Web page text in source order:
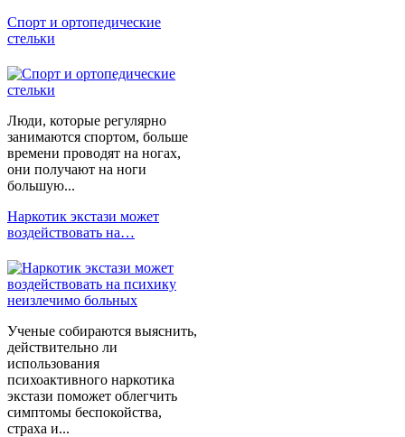
Спорт и ортопедические
стельки
Люди, которые регулярно
занимаются спортом, больше
времени проводят на ногах,
они получают на ноги
большую...
Наркотик экстази может
воздействовать на…
Ученые собираются выяснить,
действительно ли
использования
психоактивного наркотика
экстази поможет облегчить
симптомы беспокойства,
страха и...